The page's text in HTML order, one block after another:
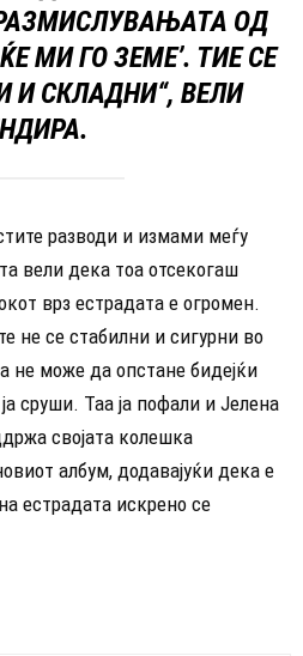
ОД
МИ ГО ЗЕМЕ’. ТИЕ СЕ
И СКЛАДНИ“, ВЕЛИ
разводи и измами меѓу
вели дека тоа отсекогаш
врз естрадата е огромен.
не се стабилни и сигурни во
не може да опстане бидејќи
сруши. Таа ја пофали и Јелена
својата колешка
албум, додавајуќи дека е
естрадата искрено се